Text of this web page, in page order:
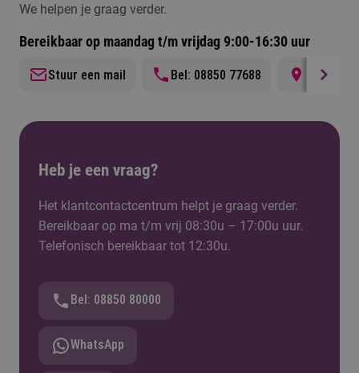
opdrachten uit je eigen praktijk. De cursus is goed
te combineren met een drukke werkweek.
We helpen je graag verder.
Bereikbaar op maandag t/m vrijdag 9:00-16:30 uur
Stuur een mail Bel: 08850 77688 Locatie
Heb je een vraag?
Het klantcontactcentrum helpt je graag verder.
Bereikbaar op ma t/m vrij 08:30u – 17:00u uur.
Telefonisch bereikbaar tot 12:30u.
Bel: 08850 80000
WhatsApp